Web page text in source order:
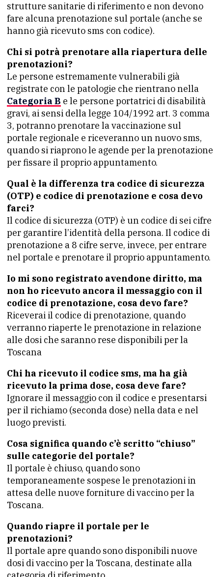
strutture sanitarie di riferimento e non devono
fare alcuna prenotazione sul portale (anche se
hanno già ricevuto sms con codice).
Chi si potrà prenotare alla riapertura delle
prenotazioni?
Le persone estremamente vulnerabili già
registrate con le patologie che rientrano nella
Categoria B e le persone portatrici di disabilità
gravi, ai sensi della legge 104/1992 art. 3 comma
3, potranno prenotare la vaccinazione sul
portale regionale e riceveranno un nuovo sms,
quando si riaprono le agende per la prenotazione
per fissare il proprio appuntamento.
Qual è la differenza tra codice di sicurezza
(OTP) e codice di prenotazione e cosa devo
farci?
Il codice di sicurezza (OTP) è un codice di sei cifre
per garantire l’identità della persona. Il codice di
prenotazione a 8 cifre serve, invece, per entrare
nel portale e prenotare il proprio appuntamento.
Io mi sono registrato avendone diritto, ma
non ho ricevuto ancora il messaggio con il
codice di prenotazione, cosa devo fare?
Riceverai il codice di prenotazione, quando
verranno riaperte le prenotazione in relazione
alle dosi che saranno rese disponibili per la
Toscana
Chi ha ricevuto il codice sms, ma ha già
ricevuto la prima dose, cosa deve fare?
Ignorare il messaggio con il codice e presentarsi
per il richiamo (seconda dose) nella data e nel
luogo previsti.
Cosa significa quando c’è scritto “chiuso”
sulle categorie del portale?
Il portale è chiuso, quando sono
temporaneamente sospese le prenotazioni in
attesa delle nuove forniture di vaccino per la
Toscana.
Quando riapre il portale per le
prenotazioni?
Il portale apre quando sono disponibili nuove
dosi di vaccino per la Toscana, destinate alla